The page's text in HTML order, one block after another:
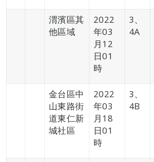
渭濱區其
他區域
2022
年03
月12
日01
時
3、
4A
金台區中
山東路街
道東仁新
城社區
2022
年03
月18
日01
時
3、
4B